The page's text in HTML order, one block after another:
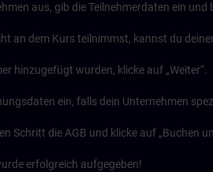
aus, gib die Teilnehmerdaten ein und
an dem Kurs teilnimmst, kannst du
hinzugefügt wurden, klicke auf „Weiter“.
ein, falls dein Unternehmen
Schritt die AGB und klicke auf „Buchen
erfolgreich aufgegeben!